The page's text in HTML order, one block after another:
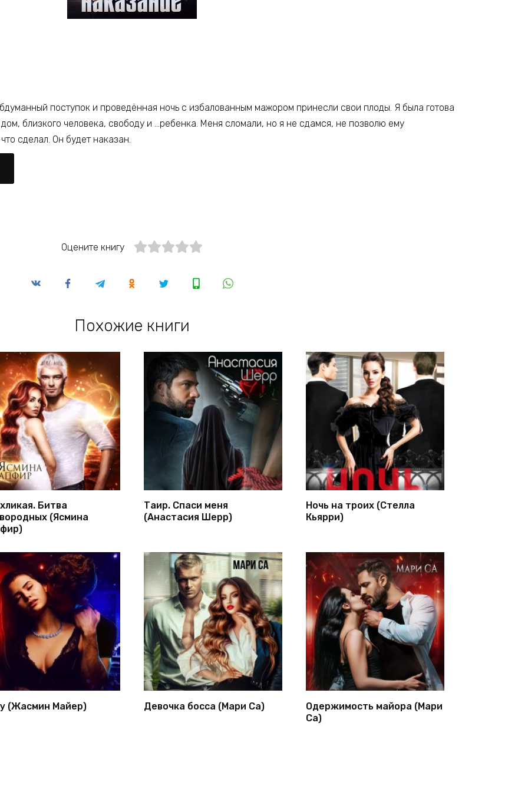
поступок и проведённая ночь с избалованным мажором принесли свои плоды. Я была готова
дом, близкого человека, свободу и …ребенка. Меня сломали, но я не сдамся, не позволю ему
сделал. Он будет наказан.
Оцените книгу
Похожие книги
Битва
(Ясмина
Таир. Спаси меня
(Анастасия Шерр)
Ночь на троих (Стелла
Кьярри)
(Жасмин Майер) Девочка босса (Мари Са)
Одержимость майора (Мари
Са)